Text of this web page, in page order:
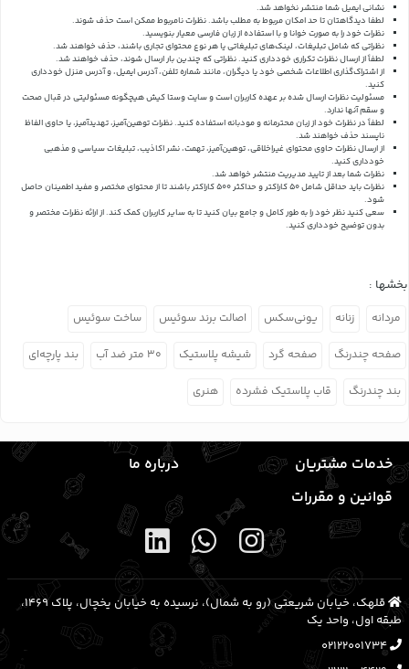
نشانی ایمیل شما منتشر نخواهد شد.
لطفا دیدگاهتان تا حد امکان مربوط به مطلب باشد. نظرات نامربوط ممکن است حذف شوند.
نظرات خود را به صورت خوانا و با استفاده از زبان فارسی معیار بنویسید.
نظراتی که شامل تبلیغات، لینک‌های تبلیغاتی یا هر نوع محتوای تجاری باشند، حذف خواهند شد.
لطفاً از ارسال نظرات تکراری خودداری کنید. نظراتی که چندین بار ارسال شوند، حذف خواهند شد.
از اشتراک‌گذاری اطلاعات شخصی خود یا دیگران، مانند شماره تلفن، آدرس ایمیل، و آدرس منزل خودداری
کنید.
مسئولیت نظرات ارسال شده بر عهده کاربران است و سایت وستا کیش هیچگونه مسئولیتی در قبال صحت
و سقم آنها ندارد.
لطفاً در نظرات خود از زبان محترمانه و مودبانه استفاده کنید. نظرات توهین‌آمیز، تهدیدآمیز، یا حاوی الفاظ
ناپسند حذف خواهند شد.
از ارسال نظرات حاوی محتوای غیراخلاقی، توهین‌آمیز، تهمت، نشر اکاذیب، تبلیغات سیاسی و مذهبی
خودداری کنید.
نظرات شما بعد از تایید مدیریت منتشر خواهد شد.
نظرات باید حداقل شامل 50 کاراکتر و حداکثر 500 کاراکتر باشند تا از محتوای مختصر و مفید اطمینان حاصل
شود.
سعی کنید نظر خود را به طور کامل و جامع بیان کنید تا به سایر کاربران کمک کند.از ارائه نظرات مختصر و
بدون توضیح خودداری کنید.
بخشها :
مردانه زنانه یونی‌سکس اصالت برند سوئیس ساخت سوئیس
صفحه چندرنگ صفحه گرد شیشه پلاستیک ۳۰ متر ضد آب بند پارچه‌ای
بند چندرنگ قاب پلاستیک فشرده هنری
خدمات مشتریان
درباره ما
قوانین و مقررات
قلهک، خیابان شریعتی (رو به شمال)، نرسیده به خیابان یخچال، پلاک ۱۴۶۹،
طبقه اول، واحد یک
02122001734